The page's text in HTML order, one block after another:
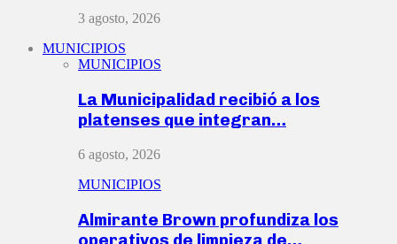
3 agosto, 2026
MUNICIPIOS
MUNICIPIOS
La Municipalidad recibió a los
platenses que integran…
6 agosto, 2026
MUNICIPIOS
Almirante Brown profundiza los
operativos de limpieza de…